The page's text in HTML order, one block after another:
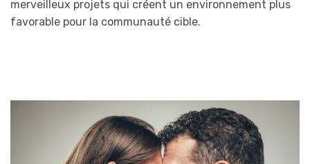
merveilleux projets qui créent un environnement plus
favorable pour la communauté cible.